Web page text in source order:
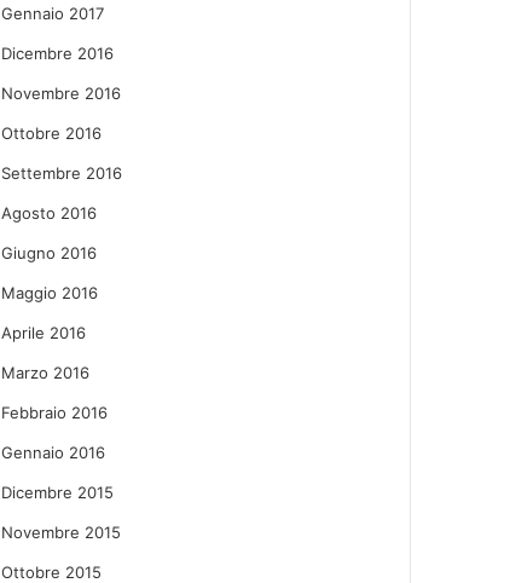
Gennaio 2017
Dicembre 2016
Novembre 2016
Ottobre 2016
Settembre 2016
Agosto 2016
Giugno 2016
Maggio 2016
Aprile 2016
Marzo 2016
Febbraio 2016
Gennaio 2016
Dicembre 2015
Novembre 2015
Ottobre 2015